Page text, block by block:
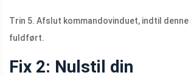
Trin 5. Afslut kommandovinduet, indtil denne
fuldført.
Fix 2: Nulstil din